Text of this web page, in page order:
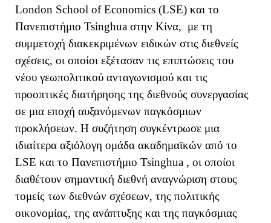
London School of Economics (LSE) και το
Πανεπιστήμιο Tsinghua στην Κίνα, με τη
συμμετοχή διακεκριμένων ειδικών στις διεθνείς
σχέσεις, οι οποίοι εξέτασαν τις επιπτώσεις του
νέου γεωπολιτικού ανταγωνισμού και τις
προοπτικές διατήρησης της διεθνούς συνεργασίας
σε μια εποχή αυξανόμενων παγκόσμιων
προκλήσεων. Η συζήτηση συγκέντρωσε μια
ιδιαίτερα αξιόλογη ομάδα ακαδημαϊκών από το
LSE και το Πανεπιστήμιο Tsinghua , οι οποίοι
διαθέτουν σημαντική διεθνή αναγνώριση στους
τομείς των διεθνών σχέσεων, της πολιτικής
οικονομίας, της ανάπτυξης και της παγκόσμιας